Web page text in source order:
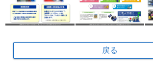
戻る